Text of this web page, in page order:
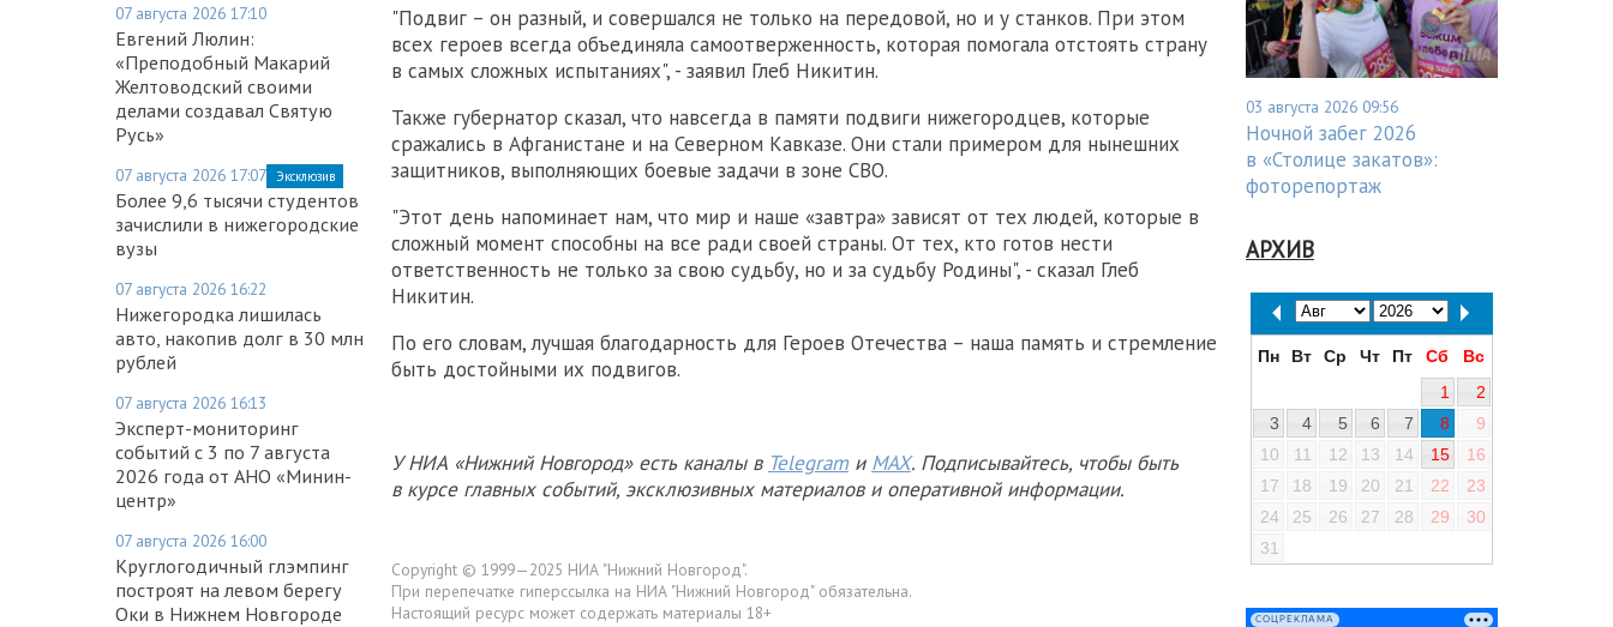
07 августа 2026 17:10
Евгений Люлин:
«Преподобный Макарий
Желтоводский своими
делами создавал Святую
Русь»
07 августа 2026 17:07 Эксклюзив
Более 9,6 тысячи студентов
зачислили в нижегородские
вузы
07 августа 2026 16:22
Нижегородка лишилась
авто, накопив долг в 30 млн
рублей
07 августа 2026 16:13
Эксперт-мониторинг
событий с 3 по 7 августа
2026 года от АНО «Минин-
центр»
07 августа 2026 16:00
Круглогодичный глэмпинг
построят на левом берегу
Оки в Нижнем Новгороде
"Подвиг – он разный, и совершался не только на передовой, но и у станков. При этом
всех героев всегда объединяла самоотверженность, которая помогала отстоять страну
в самых сложных испытаниях", - заявил Глеб Никитин.
Также губернатор сказал, что навсегда в памяти подвиги нижегородцев, которые
сражались в Афганистане и на Северном Кавказе. Они стали примером для нынешних
защитников, выполняющих боевые задачи в зоне СВО.
"Этот день напоминает нам, что мир и наше «завтра» зависят от тех людей, которые в
сложный момент способны на все ради своей страны. От тех, кто готов нести
ответственность не только за свою судьбу, но и за судьбу Родины", - сказал Глеб
Никитин.
По его словам, лучшая благодарность для Героев Отечества – наша память и стремление
быть достойными их подвигов.
У НИА «Нижний Новгород» есть каналы в Telegram и MAX. Подписывайтесь, чтобы быть
в курсе главных событий, эксклюзивных материалов и оперативной информации.
Copyright © 1999—2025 НИА "Нижний Новгород".
При перепечатке гиперссылка на НИА "Нижний Новгород" обязательна.
Настоящий ресурс может содержать материалы 18+
03 августа 2026 09:56
Ночной забег 2026
в «Столице закатов»:
фоторепортаж
АРХИВ
Пн Вт Ср Чт Пт Сб
Вс
1
2
3
4 5 6 7 8
9
10
11 12 13 14 15
16
17
18 19 20 21 22
23
24
25 26 27 28 29
30
31
СОЦРЕКЛАМА